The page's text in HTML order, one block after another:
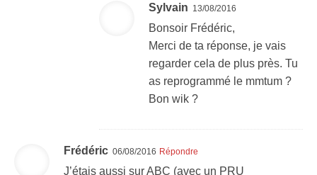
Sylvain 13/08/2016
Bonsoir Frédéric,
Merci de ta réponse, je vais
regarder cela de plus près. Tu
as reprogrammé le mmtum ?
Bon wik ?
Frédéric 06/08/2016 Répondre
J’étais aussi sur ABC (avec un PRU